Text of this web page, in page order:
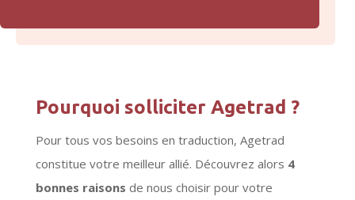
Pourquoi solliciter Agetrad ?
Pour tous vos besoins en traduction, Agetrad
constitue votre meilleur allié. Découvrez alors 4
bonnes raisons de nous choisir pour votre